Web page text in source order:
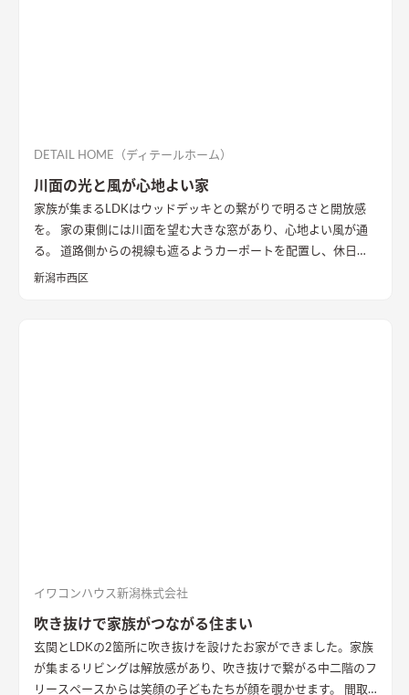
DETAIL HOME（ディテールホーム）
川面の光と風が心地よい家
家族が集まるLDKはウッドデッキとの繋がりで明るさと開放感
を。 家の東側には川面を望む大きな窓があり、心地よい風が通
る。 道路側からの視線も遮るようカーポートを配置し、休日に
は気心のしれた友人を招きウッドデッキでBBQ。 お酒を飲みな
新潟市西区
イワコンハウス新潟株式会社
吹き抜けで家族がつながる住まい
玄関とLDKの2箇所に吹き抜けを設けたお家ができました。家族
が集まるリビングは解放感があり、吹き抜けで繋がる中二階のフ
リースペースからは笑顔の子どもたちが顔を覗かせます。 間取